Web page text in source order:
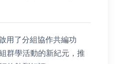
用了分組協作共編功
群學活動的新紀元，推